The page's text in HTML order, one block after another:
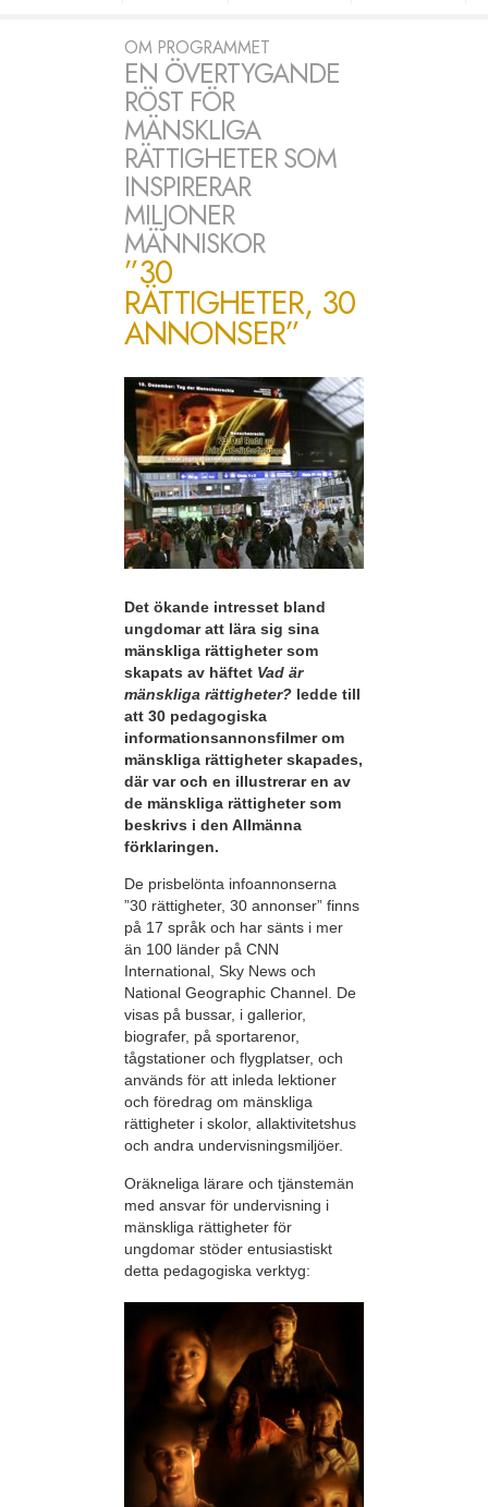
OM PROGRAMMET
EN ÖVERTYGANDE
RÖST FÖR
MÄNSKLIGA
RÄTTIGHETER SOM
INSPIRERAR
MILJONER
MÄNNISKOR
”30
RÄTTIGHETER, 30
ANNONSER”
Det ökande intresset bland
ungdomar att lära sig sina
mänskliga rättigheter som
skapats av häftet Vad är
mänskliga rättigheter? ledde till
att 30 pedagogiska
informationsannonsfilmer om
mänskliga rättigheter skapades,
där var och en illustrerar en av
de mänskliga rättigheter som
beskrivs i den Allmänna
förklaringen.
De prisbelönta infoannonserna
”30 rättigheter, 30 annonser” finns
på 17 språk och har sänts i mer
än 100 länder på CNN
International, Sky News och
National Geographic Channel. De
visas på bussar, i gallerior,
biografer, på sportarenor,
tågstationer och flygplatser, och
används för att inleda lektioner
och föredrag om mänskliga
rättigheter i skolor, allaktivitetshus
och andra undervisningsmiljöer.
Oräkneliga lärare och tjänstemän
med ansvar för undervisning i
mänskliga rättigheter för
ungdomar stöder entusiastiskt
detta pedagogiska verktyg: